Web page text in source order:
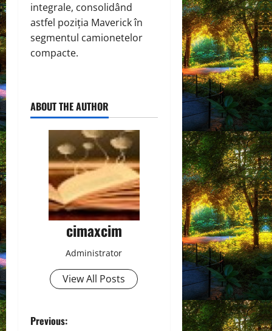
integrale, consolidând
astfel poziția Maverick în
segmentul camionetelor
compacte.
ABOUT THE AUTHOR
cimaxcim
Administrator
View All Posts
P
Previous: